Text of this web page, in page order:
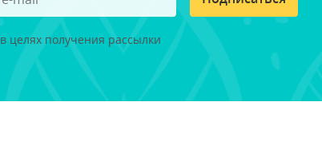
в целях получения рассылки